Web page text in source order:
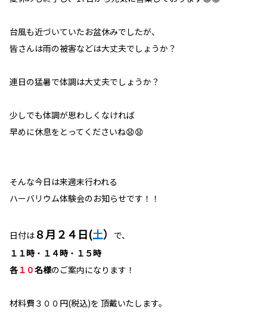
台風も近づいていたお盆休みでしたが、
皆さんは雨の被害などは大丈夫でしょうか？
連日の猛暑で体調は大丈夫でしょうか？
少しでも体調が思わしくなければ
早めに休息をとってくださいね😧😧
そんな今日は来週末行われる
ハーバリウム体験会のお知らせです！！
日付は ８月２４日(土）
で、
１１時 ・ １４時 ・ １５時
各１０名様のご案内になります！
材料費３００円(税込)を 頂戴いたします。